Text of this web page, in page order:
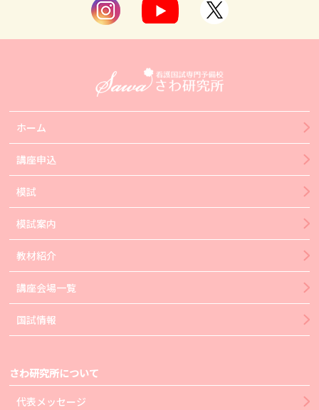
ホーム
講座申込
模試
模試案内
教材紹介
講座会場一覧
国試情報
さわ研究所について
代表メッセージ